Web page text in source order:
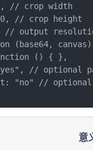
// crop width
// crop height
// output
(base64, canvas)
() { },
// optional
"no" //
意